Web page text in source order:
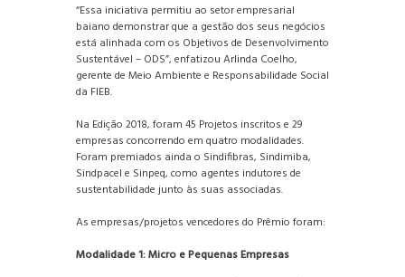
“Essa iniciativa permitiu ao setor empresarial
baiano demonstrar que a gestão dos seus negócios
está alinhada com os Objetivos de Desenvolvimento
Sustentável – ODS”, enfatizou Arlinda Coelho,
gerente de Meio Ambiente e Responsabilidade Social
da FIEB.
Na Edição 2018, foram 45 Projetos inscritos e 29
empresas concorrendo em quatro modalidades.
Foram premiados ainda o Sindifibras, Sindimiba,
Sindpacel e Sinpeq, como agentes indutores de
sustentabilidade junto às suas associadas.
As empresas/projetos vencedores do Prêmio foram:
Modalidade 1: Micro e Pequenas Empresas